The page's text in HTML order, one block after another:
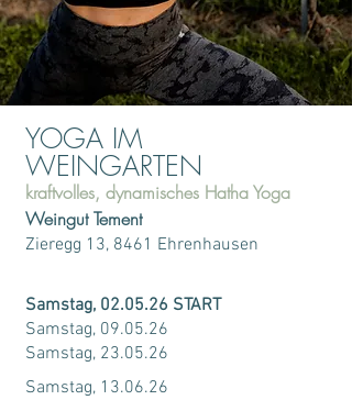
YOGA IM
WEINGARTEN
kraftvolles, dynamisches Hatha Yoga
WeingutTement
Zieregg 13, 8461 Ehrenhausen
Samstag, 02.05.26 START
Samstag, 09.05.26
Samstag, 23.05.26
Samstag, 13.06.26